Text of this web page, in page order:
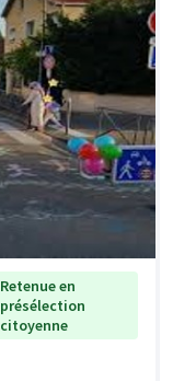
Retenue en
présélection
citoyenne